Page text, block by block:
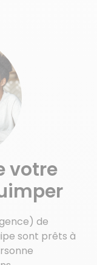
votre
de
sont prêts à